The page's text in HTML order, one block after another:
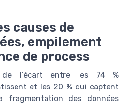
causes de
empilement
de process
de l’écart entre les 74 %
et les 20 % qui captent
fragmentation des données